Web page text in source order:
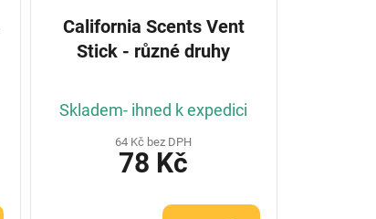
California Scents Vent
Stick - různé druhy
Skladem- ihned k expedici
64 Kč bez DPH
78 Kč